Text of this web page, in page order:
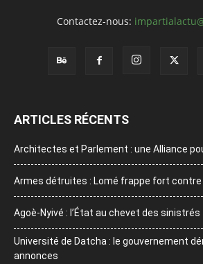
Contactez-nous:
ARTICLES RÉCENTS
Architectes et Parlement : une Alliance
Armes détruites : Lomé frappe fort
Agoè-Nyivé : l’État au chevet des sinistrés
Université de Datcha : le gouvernement
annonces